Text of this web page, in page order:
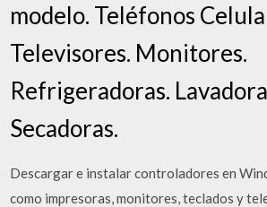
modelo. Teléfonos
Televisores. Monitores.
Refrigeradoras.
Secadoras.
Descargar e instalar controladores en
como impresoras, monitores, teclados y